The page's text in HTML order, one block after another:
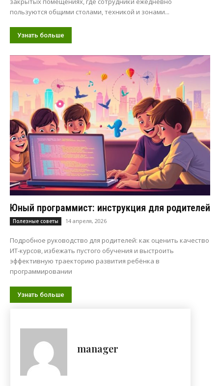
пользуются общими столами, техникой и зонами...
Узнать больше
Юный программист: инструкция для родителей
Полезные советы 14 апреля, 2026
Подробное руководство для родителей: как оценить качество
ИТ-курсов, избежать пустого обучения и выстроить
эффективную траекторию развития ребёнка в
программировании
Узнать больше
manager